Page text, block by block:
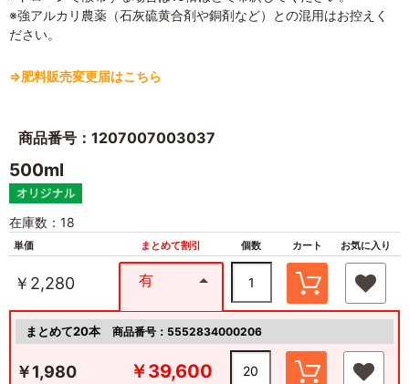
※強アルカリ農薬（石灰硫黄合剤や銅剤など）との混用はお控えく
ださい。
⇒肥料販売変更届はこちら
商品番号：1207007003037
500ml
在庫数：18
単価 まとめて割引 個数 カート お気に入り
￥2,280 有
まとめて20本 商品番号：5552834000206
￥1,980 ￥39,600